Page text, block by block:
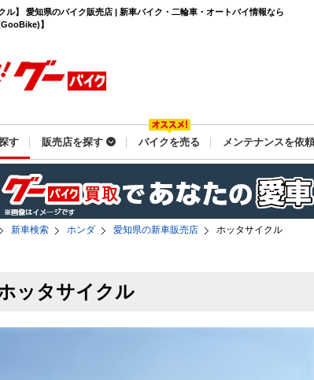
ル】 愛知県のバイク販売店 | 新車バイク・二輪車・オートバイ情報なら
】
す 販売店を探す バイクを売る メンテナンスを依
新車検索 ホンダ 愛知県の新車販売店 ホッタサイクル
ッタサイクル